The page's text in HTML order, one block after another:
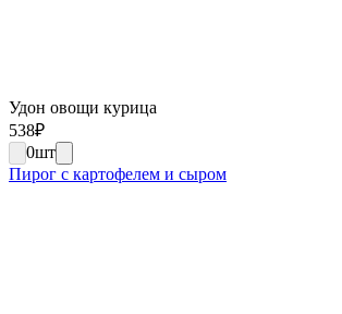
Удон овощи курица
538₽
0шт
Пирог с картофелем и сыром